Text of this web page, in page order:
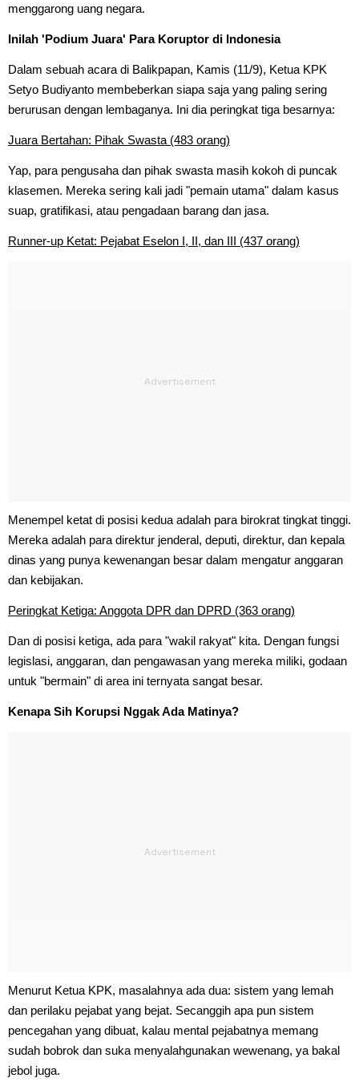
menggarong uang negara.
Inilah 'Podium Juara' Para Koruptor di Indonesia
Dalam sebuah acara di Balikpapan, Kamis (11/9), Ketua KPK
Setyo Budiyanto membeberkan siapa saja yang paling sering
berurusan dengan lembaganya. Ini dia peringkat tiga besarnya:
Juara Bertahan: Pihak Swasta (483 orang)
Yap, para pengusaha dan pihak swasta masih kokoh di puncak
klasemen. Mereka sering kali jadi "pemain utama" dalam kasus
suap, gratifikasi, atau pengadaan barang dan jasa.
Runner-up Ketat: Pejabat Eselon I, II, dan III (437 orang)
Menempel ketat di posisi kedua adalah para birokrat tingkat tinggi.
Mereka adalah para direktur jenderal, deputi, direktur, dan kepala
dinas yang punya kewenangan besar dalam mengatur anggaran
dan kebijakan.
Peringkat Ketiga: Anggota DPR dan DPRD (363 orang)
Dan di posisi ketiga, ada para "wakil rakyat" kita. Dengan fungsi
legislasi, anggaran, dan pengawasan yang mereka miliki, godaan
untuk "bermain" di area ini ternyata sangat besar.
Kenapa Sih Korupsi Nggak Ada Matinya?
Menurut Ketua KPK, masalahnya ada dua: sistem yang lemah
dan perilaku pejabat yang bejat. Secanggih apa pun sistem
pencegahan yang dibuat, kalau mental pejabatnya memang
sudah bobrok dan suka menyalahgunakan wewenang, ya bakal
jebol juga.